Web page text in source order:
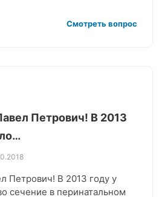
Смотреть вопрос
Петрович! В 2013
Петрович! В 2013 году у
сечение в перинатальном